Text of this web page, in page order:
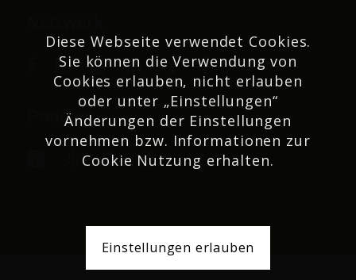
Podcast
Diese Webseite verwendet Cookies.
Sie können die Verwendung von
Cookies erlauben, nicht erlauben
oder unter „Einstellungen“
Änderungen der Einstellungen
vornehmen bzw. Informationen zur
Cookie Nutzung erhalten.
Einstellungen erlauben